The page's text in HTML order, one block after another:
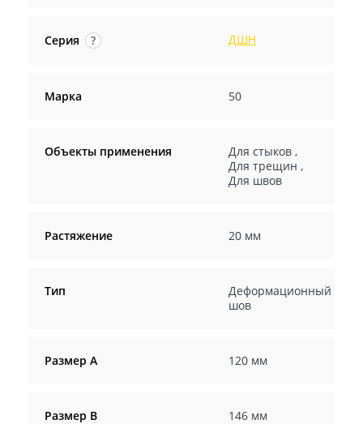
Серия ? ДШН
Марка 50
Объекты применения Для стыков,
Для трещин ,
Для швов
Растяжение 20 мм
Тип
Деформационный
шов
Размер А 120 мм
Размер В 146 мм